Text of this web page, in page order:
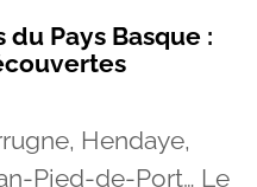
Pays Basque :
Hendaye,
Pied-de-Port… Le